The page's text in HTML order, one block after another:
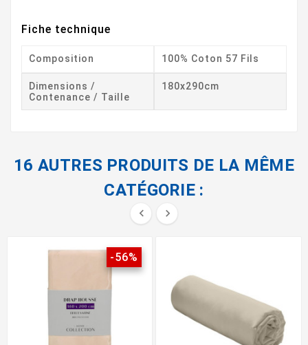
Fiche technique
Composition 100% Coton 57 Fils
Dimensions /
Contenance / Taille
180x290cm
16 AUTRES PRODUITS DE LA MÊME
CATÉGORIE :
 
-56%